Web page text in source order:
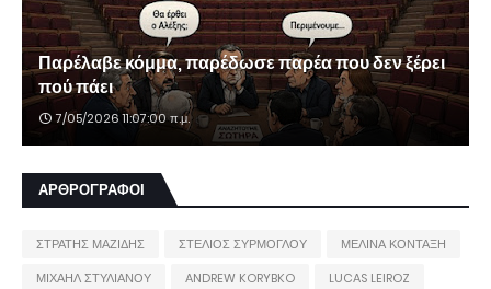
Παρέλαβε κόμμα, παρέδωσε παρέα που δεν ξέρει
πού πάει
7/05/2026 11:07:00 π.μ.
ΑΡΘΡΟΓΡΑΦΟΙ
ΣΤΡΑΤΗΣ ΜΑΖΙΔΗΣ ΣΤΕΛΙΟΣ ΣΥΡΜΟΓΛΟΥ
ΜΕΛΙΝΑ ΚΟΝΤΑΞΗ
ΜΙΧΑΗΛ ΣΤΥΛΙΑΝΟΥ
ANDREW KORYBKO
LUCAS LEIROZ